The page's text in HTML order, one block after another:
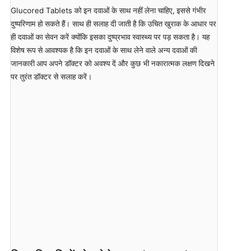
Glucored Tablets को इन दवाओं के साथ नहीं लेना चाहिए, इससे गंभीर
दुष्परिणाम हो सकते हैं। साथ ही सलाह दी जाती है कि उचित खुराक के आधार पर
ही दवाओं का सेवन करें क्योंकि इसका दुष्प्रभाव स्वास्थ्य पर पड़ सकता है। यह
विशेष रूप से आवश्यक है कि इन दवाओं के साथ लेने वाले अन्य दवाओं की
जानकारी आप अपने डॉक्टर को अवश्य दें और कुछ भी नकारात्मक लक्षण दिखने
पर तुरंत डॉक्टर से सलाह करें।